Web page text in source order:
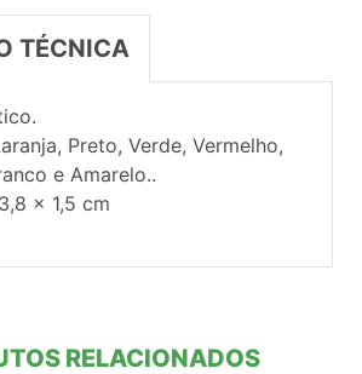
TÉCNICA
Preto, Verde, Vermelho,
e Amarelo..
x 1,5 cm
RELACIONADOS